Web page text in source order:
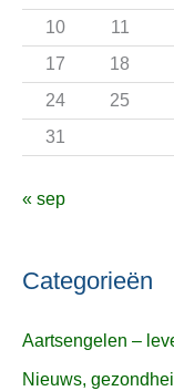
r
:
10
11
17
18
24
25
31
« sep
Categorieën
Aartsengelen –
Nieuws,